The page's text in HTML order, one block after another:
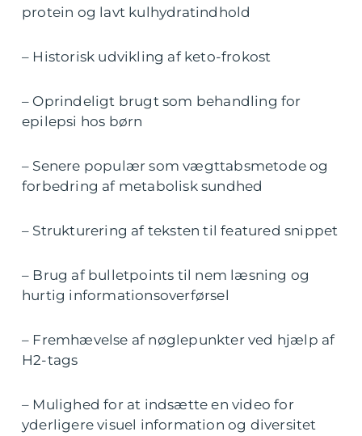
protein og lavt kulhydratindhold
– Historisk udvikling af keto-frokost
– Oprindeligt brugt som behandling for
epilepsi hos børn
– Senere populær som vægttabsmetode og
forbedring af metabolisk sundhed
– Strukturering af teksten til featured snippet
– Brug af bulletpoints til nem læsning og
hurtig informationsoverførsel
– Fremhævelse af nøglepunkter ved hjælp af
H2-tags
– Mulighed for at indsætte en video for
yderligere visuel information og diversitet